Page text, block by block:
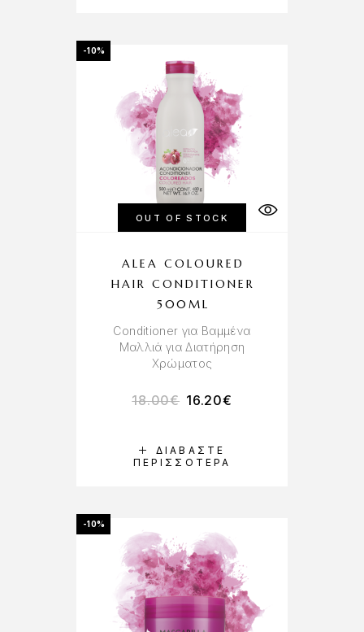
-10%
OUT OF STOCK
ΔΙΑΒΆΣΤΕ
ΠΕΡΙΣΣΌΤΕΡΑ
ALEA COLOURED
HAIR CONDITIONER
500ML
Conditioner για Βαμμένα
Μαλλιά για Διατήρηση
Χρώματος
18.00€ 16.20€
-10%